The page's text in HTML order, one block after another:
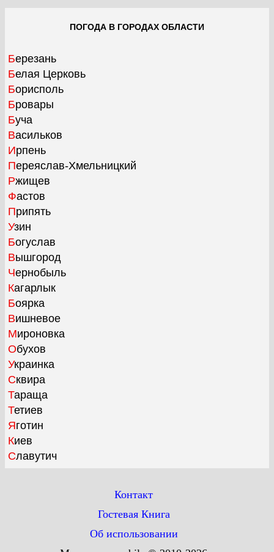
ПОГОДА В ГОРОДАХ ОБЛАСТИ
Березань
Белая Церковь
Борисполь
Бровары
Буча
Васильков
Ирпень
Переяслав-Хмельницкий
Ржищев
Фастов
Припять
Узин
Богуслав
Вышгород
Чернобыль
Кагарлык
Боярка
Вишневое
Мироновка
Обухов
Украинка
Сквира
Тараща
Тетиев
Яготин
Киев
Славутич
Контакт
Гостевая Книга
Об использовании